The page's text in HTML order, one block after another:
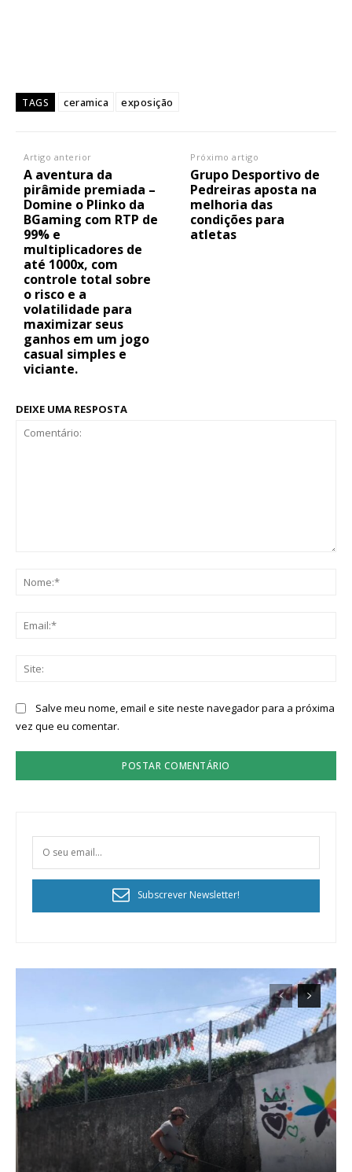
Planos de Assinatura
Faça-se assinante do Região de Cister e ajude-nos a manter este serviço
ASSINATURA
IMPRESSA
32€
12 meses
TAGS ceramica exposição
Artigo anterior
A aventura da
pirâmide premiada –
Domine o Plinko da
BGaming com RTP de
99% e
multiplicadores de
até 1000x, com
controle total sobre
o risco e a
volatilidade para
maximizar seus
ganhos em um jogo
casual simples e
viciante.
Próximo artigo
Grupo Desportivo de
Pedreiras aposta na
melhoria das
condições para
atletas
DEIXE UMA RESPOSTA
Salve meu nome, email e site neste navegador para a próxima
vez que eu comentar.
Subscrever Newsletter!